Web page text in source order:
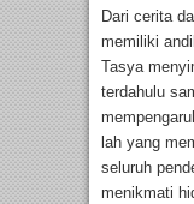
Dari cerita
memiliki
Tasya
terdahulu
lah yang
seluruh
menikmati